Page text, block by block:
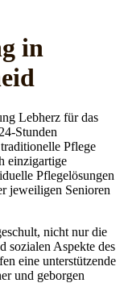
in
Lebherz für das
Stunden
Pflege
einzigartige
Pflegelösungen
jeweiligen Senioren
nicht nur die
sozialen Aspekte des
eine unterstützende
und geborgen